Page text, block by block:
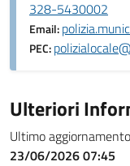
328-5430002
Email:
PEC:
Ulteriori
Ultimo aggiornamento
23/06/2026 07:45